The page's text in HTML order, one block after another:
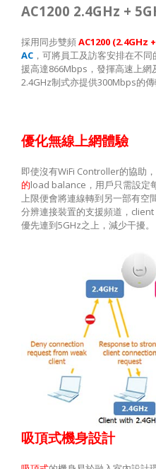
AC1200 2.4GHz +
採用同步雙頻AC1200 (2.4GHz
AC ，可將員工及訪客安排在不同
援高達866Mbps ，發揮高速上
2.4GHz制式亦提供300Mbps的
優化無線上網體驗
即使沒有WiFi Controller的協助，
的load balance ，用戶只需設定
上限便會將連線轉到另一部有空
分辨連接裝置的支援頻道，
優先連到5GHz之上，減少干擾。
吸頂式機身設計